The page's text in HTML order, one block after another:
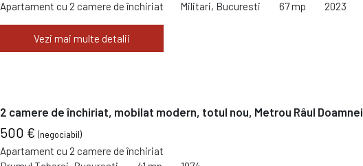
Apartament cu 2 camere de închiriat Militari, Bucuresti 67 mp 2023
Vezi mai multe detalii
2 camere de închiriat, mobilat modern, totul nou, Metrou Râul Doamnei
500 € (negociabil)
Apartament cu 2 camere de închiriat